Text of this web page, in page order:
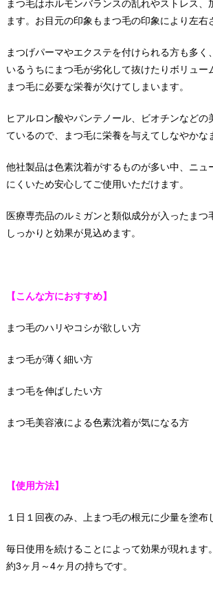
まつ毛はホルモンバランスの乱れやストレス、
ます。お目元の印象もまつ毛の印象により左右
まつげパーマやエクステを付けられる方も多く
いるうちにまつ毛が劣化して抜けたりボリュー
まつ毛に必要な栄養が欠けてしまいます。
ヒアルロン酸やパンテノール、ビオチンなどの
ているので、まつ毛に栄養を与えてしなやかな
他社製品は色素沈着がするものが多い中、ニュ
にくいため安心してご使用いただけます。
医療専売品のルミガンと類似成分が入ったまつ
しっかりと効果が見込めます。
【こんな方におすすめ】
まつ毛のハリやコシが欲しい方
まつ毛が薄く細い方
まつ毛を伸ばしたい方
まつ毛美容液による色素沈着が気になる方
【使用方法】
１日１回夜のみ、上まつ毛の根元に少量を塗布
毎日使用を続けることによって効果が現れます
約3ヶ月～4ヶ月の持ちです。